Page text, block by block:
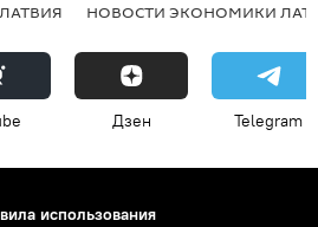
ЛАТВИЯ НОВОСТИ ЭКОНОМИКИ
Дзен Telegram
использования